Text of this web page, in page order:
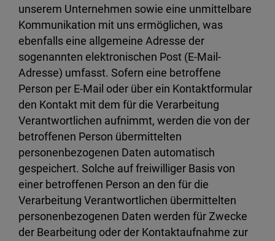
unserem Unternehmen sowie eine unmittelbare
Kommunikation mit uns ermöglichen, was
ebenfalls eine allgemeine Adresse der
sogenannten elektronischen Post (E-Mail-
Adresse) umfasst. Sofern eine betroffene
Person per E-Mail oder über ein Kontaktformular
den Kontakt mit dem für die Verarbeitung
Verantwortlichen aufnimmt, werden die von der
betroffenen Person übermittelten
personenbezogenen Daten automatisch
gespeichert. Solche auf freiwilliger Basis von
einer betroffenen Person an den für die
Verarbeitung Verantwortlichen übermittelten
personenbezogenen Daten werden für Zwecke
der Bearbeitung oder der Kontaktaufnahme zur